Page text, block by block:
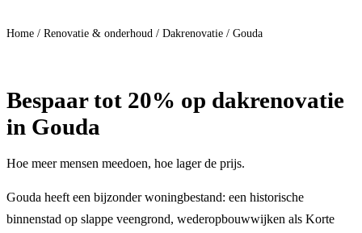
Home / Renovatie & onderhoud / Dakrenovatie / Gouda
Bespaartot 20% op dakrenovatie
in Gouda
Hoe meer mensen meedoen, hoe lager de prijs.
Gouda heeft een bijzonder woningbestand: een historische
binnenstad op slappe veengrond, wederopbouwwijken als Korte